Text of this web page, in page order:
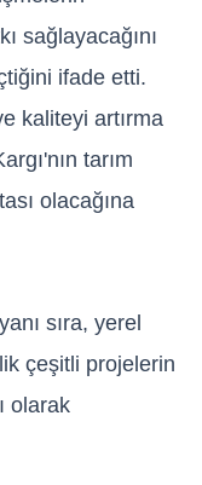
sağlayacağını
ifade etti.
kaliteyi artırma
tarım
olacağına
sıra, yerel
çeşitli projelerin
olarak